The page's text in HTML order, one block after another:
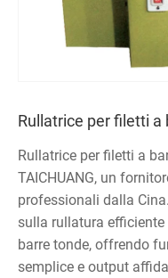
Rullatrice per filetti
Rullatrice per filetti a
TAICHUANG, un
professionali dalla
sulla rullatura
barre tonde, offrendo
semplice e output